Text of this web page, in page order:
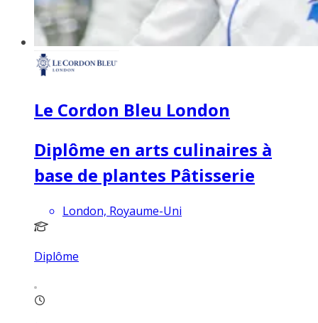
Le Cordon Bleu London
Diplôme en arts culinaires à
base de plantes Pâtisserie
London, Royaume-Uni
Diplôme